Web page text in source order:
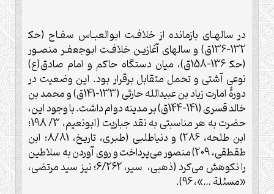
در سالهـای بازمانده از خلافـت ابوالعبـاس سفـاح (حک‍
132-136ق) و سالهای آغازيـن خلافـت ابوجعفـر منصـور
(حک‍ 136-158ق)، ميان دستگاه حاکم و امام صادق(ع)
نوعی آشتی و تحمل متقابل برقرار بود. اين وضعيت در
دورۀ امارت زياد بن عبيدالله حارثی (133-141ق) و محمد بن
خالد قسری (141-144ق) بر مدينه دوام داشت. با وجود اين،
حضرت به هر مناسبتی به نقد جباريت (ابونعيم، 3/ 198؛
ابن طلحه، 286) و دنياطلبی (طبری، تاريخ، 8/81؛ ابن
طقطقى، 209) منصور می‌پرداخت و روی آوردن به سلاطين
را نکوهش می‌کرد (ذهبی، سير، 6/262؛ نيز سيد مرتضى،
«مسئلة …»، 96).